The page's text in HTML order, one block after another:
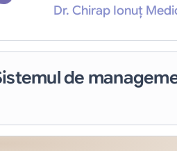
Dr. Chirap Ionuț
de